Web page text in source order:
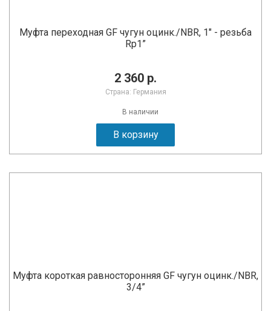
Муфта переходная GF чугун оцинк./NBR, 1" - резьба
Rp1”
2 360 р.
Страна: Германия
В наличии
В корзину
Муфта короткая равносторонняя GF чугун оцинк./NBR,
3/4”